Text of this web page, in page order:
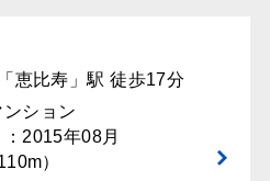
恵比寿」駅 徒歩17分
ション
2015年08月
）